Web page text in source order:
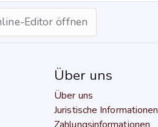
Editor öffnen
Über uns
Über uns
Juristische Informationen